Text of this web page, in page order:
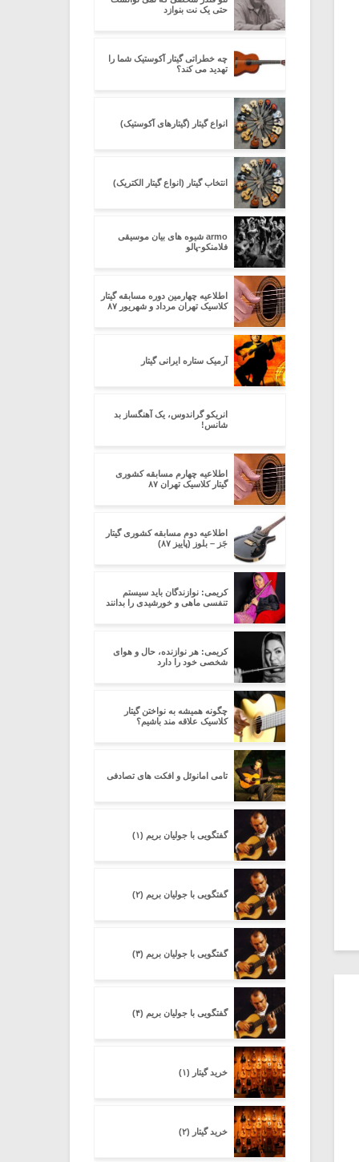
حتی یک نت بنوازد
چه خطراتی گیتار آکوستیک شما را
تهدید می کند؟
انواع گیتار (گیتارهای آکوستیک)
انتخاب گیتار (انواع گیتار الکتریک)
armo شیوه های بیان موسیقی
فلامنکو-پالو
اطلاعیه چهارمین دوره مسابقه گیتار
کلاسیک تهران مرداد و شهریور ۸۷
آرمیک ستاره ایرانی گیتار
انریکو گراندوس، یک آهنگساز بد
شانس!
اطلاعیه چهارم مسابقه کشوری
گیتار کلاسیک تهران ۸۷
اطلاعیه دوم مسابقه کشوری گیتار
جَز – بلوز (پاییز ۸۷)
کریمی: نوازندگان باید سیستم
تنفسی ماهی و خورشیدی را بدانند
کریمی: هر نوازنده، حال و هوای
شخصی خود را دارد
چگونه همیشه به نواختن گیتار
کلاسیک علاقه مند باشیم؟
تامی امانوئل و افکت های تصادفی
گفتگویی با جولیان بریم (۱)
گفتگویی با جولیان بریم (۲)
گفتگویی با جولیان بریم (۳)
گفتگویی با جولیان بریم (۴)
خرید گیتار (۱)
خرید گیتار (۲)